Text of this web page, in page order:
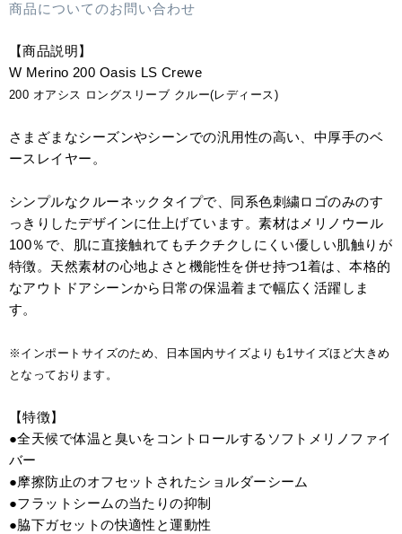
商品についてのお問い合わせ
【商品説明】
W Merino 200 Oasis LS Crewe
200 オアシス ロングスリーブ クルー(レディース)
さまざまなシーズンやシーンでの汎用性の高い、中厚手のベ
ースレイヤー。
シンプルなクルーネックタイプで、同系色刺繍ロゴのみのす
っきりしたデザインに仕上げています。素材はメリノウール
100％で、肌に直接触れてもチクチクしにくい優しい肌触りが
特徴。天然素材の心地よさと機能性を併せ持つ1着は、本格的
なアウトドアシーンから日常の保温着まで幅広く活躍しま
す。
※インポートサイズのため、日本国内サイズよりも1サイズほど大きめ
となっております。
【特徴】
●全天候で体温と臭いをコントロールするソフトメリノファイ
バー
●摩擦防止のオフセットされたショルダーシーム
●フラットシームの当たりの抑制
●脇下ガセットの快適性と運動性